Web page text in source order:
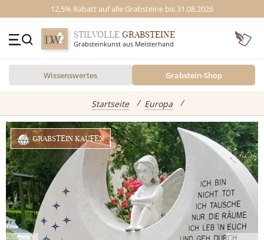
12,5% Rabatt auf alle Grabsteine bis 31.08.2026
Kontakt
GRABSTEINE
Alle Grabsteine
Einzelgrabsteine
Doppelgrabsteine
STILVOLLE GRABSTEINE
Grabsteinkunst aus Meisterhand
Wissenswertes Grabstein-Shop
Startseite Europa
Inspiration
abgebildete Produkte
Standort
Grabstein Shop
GRABSTEIN KAUFEN